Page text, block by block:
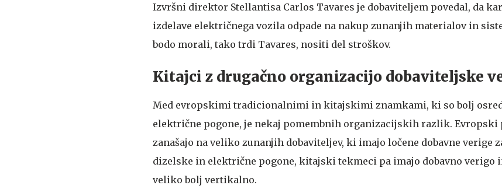
Izvršni direktor Stellantisa Carlos Tavares je dobaviteljem povedal, da
izdelave električnega vozila odpade na nakup zunanjih materialov in
bodo morali, tako trdi Tavares, nositi del stroškov.
Kitajci z drugačno organizacijo dobaviteljske
Med evropskimi tradicionalnimi in kitajskimi znamkami, ki so bolj
električne pogone, je nekaj pomembnih organizacijskih razlik. Evropski
zanašajo na veliko zunanjih dobaviteljev, ki imajo ločene dobavne verige
dizelske in električne pogone, kitajski tekmeci pa imajo dobavno verigo
veliko bolj vertikalno.